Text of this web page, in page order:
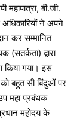
बी.जी.
अधिकारियों ने अपने
कर सम्मानित
(सतर्कता) द्वारा
किया गया। इस
बहुत सी बिंदुओं पर
महा प्रबंधक
महोदय के